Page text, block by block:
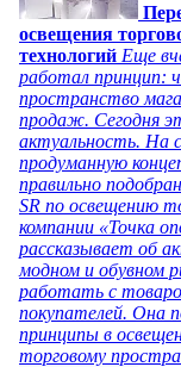
освещения
технологий Еще
работал принцип:
пространство
продаж. Сегодня
актуальность. На
продуманную
правильно
SR по освещению
компании «Точка
рассказывает об
модном и обувном
работать с
покупателей. Она
принципы в
торговому